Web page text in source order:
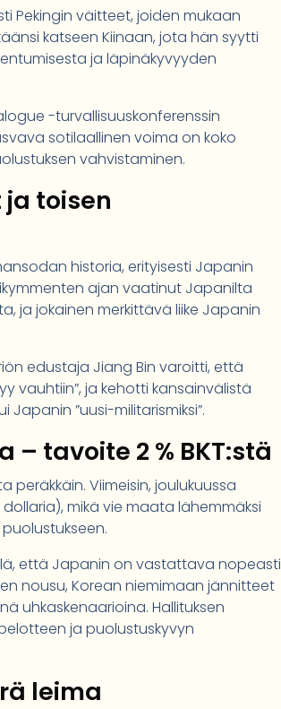
Pekingin väitteet, joiden mukaan
katseen Kiinaan, jota hän syytti
ja läpinäkyvyyden
-turvallisuuskonferenssin
sotilaallinen voima on koko
vahvistaminen.
toisen
historia, erityisesti Japanin
ajan vaatinut Japanilta
ja jokainen merkittävä liike Japanin
edustaja Jiang Bin varoitti, että
vauhtiin”, ja kehotti kansainvälistä
”uusi-militarismiksi”.
tavoite 2 % BKT:stä
Viimeisin, joulukuussa
mikä vie maata lähemmäksi
että Japanin on vastattava nopeasti
nousu, Korean niemimaan jännitteet
uhkaskenaarioina. Hallituksen
ja puolustuskyvyn
leima